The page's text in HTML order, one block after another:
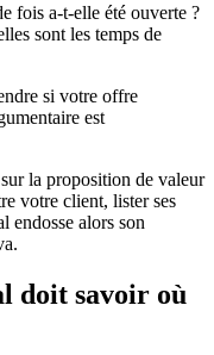
fois a-t-elle été ouverte ?
sont les temps de
si votre offre
est
la proposition de valeur
votre client, lister ses
endosse alors son
doit savoir où